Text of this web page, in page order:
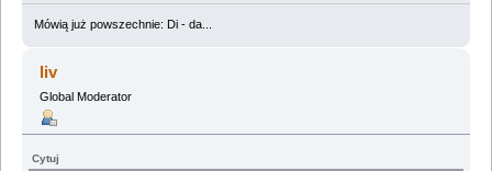
Mówią już powszechnie: Di - da...
liv
Global Moderator
Cytuj